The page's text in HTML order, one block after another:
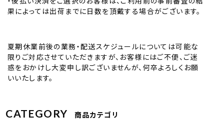
果によっては出荷までに日数を頂戴する場合がございます。
夏期休業前後の業務・配送スケジュールについては可能な
限りご対応させていただきますが、お客様にはご不便、ご迷
惑をおかけし大変申し訳ございませんが、何卒よろしくお願
いいたします。
CATEGORY 商品カテゴリ